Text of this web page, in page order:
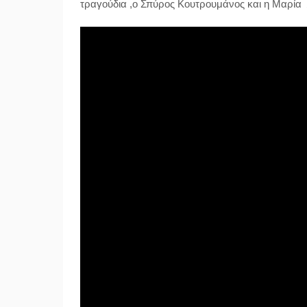
τραγούδια ,ο Σπύρος Κουτρουμάνος και η Μαρία